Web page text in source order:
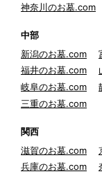
神奈川のお墓.com
中部
新潟のお墓.com
福井のお墓.com
岐阜のお墓.com
三重のお墓.com
関西
滋賀のお墓.com
兵庫のお墓.com